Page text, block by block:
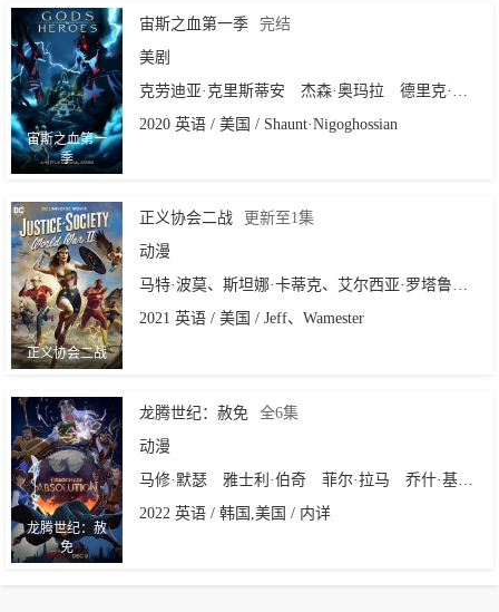
宙斯之血第一
季
宙斯之血第一季
完结
美剧
克劳迪亚·克里斯蒂安
杰森·奥玛拉
德里克·菲利普斯
2020 英语 / 美国 / Shaunt·Nigoghossian
正义协会二战
正义协会二战
更新至1集
动漫
马特·波莫、斯坦娜·卡蒂克、艾尔西亚·罗塔鲁、克里斯·迪亚曼托普洛斯、奥米德·阿布塔西、马修·默瑟、连姆·麦肯泰尔、Armen
2021 英语 / 美国 / Jeff、Wamester
龙腾世纪：赦
免
龙腾世纪：赦免
全6集
动漫
马修·默瑟
雅士利·伯奇 菲尔·拉马 乔什·基顿
2022 英语 / 韩国,美国 / 内详